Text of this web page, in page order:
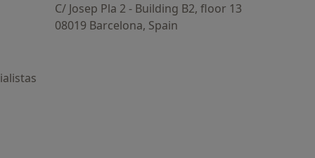
C/ Josep Pla 2 - Building B2, floor 13
08019 Barcelona, Spain